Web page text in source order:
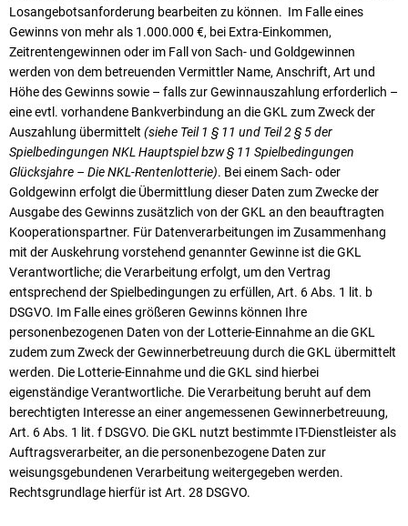
Losangebotsanforderung bearbeiten zu können. Im Falle eines
Gewinns von mehr als 1.000.000 €, bei Extra-Einkommen,
Zeitrentengewinnen oder im Fall von Sach- und Goldgewinnen
werden von dem betreuenden Vermittler Name, Anschrift, Art und
Höhe des Gewinns sowie – falls zur Gewinnauszahlung erforderlich –
eine evtl. vorhandene Bankverbindung an die GKL zum Zweck der
Auszahlung übermittelt (siehe Teil 1 § 11 und Teil 2 § 5 der
Spielbedingungen NKL Hauptspiel bzw § 11 Spielbedingungen
Glücksjahre – Die NKL-Rentenlotterie). Bei einem Sach- oder
Goldgewinn erfolgt die Übermittlung dieser Daten zum Zwecke der
Ausgabe des Gewinns zusätzlich von der GKL an den beauftragten
Kooperationspartner. Für Datenverarbeitungen im Zusammenhang
mit der Auskehrung vorstehend genannter Gewinne ist die GKL
Verantwortliche; die Verarbeitung erfolgt, um den Vertrag
entsprechend der Spielbedingungen zu erfüllen, Art. 6 Abs. 1 lit. b
DSGVO. Im Falle eines größeren Gewinns können Ihre
personenbezogenen Daten von der Lotterie-Einnahme an die GKL
zudem zum Zweck der Gewinnerbetreuung durch die GKL übermittelt
werden. Die Lotterie-Einnahme und die GKL sind hierbei
eigenständige Verantwortliche. Die Verarbeitung beruht auf dem
berechtigten Interesse an einer angemessenen Gewinnerbetreuung,
Art. 6 Abs. 1 lit. f DSGVO. Die GKL nutzt bestimmte IT-Dienstleister als
Auftragsverarbeiter, an die personenbezogene Daten zur
weisungsgebundenen Verarbeitung weitergegeben werden.
Rechtsgrundlage hierfür ist Art. 28 DSGVO.